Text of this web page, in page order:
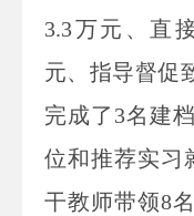
3.3万元、直
元、指导督促
完成了3名建
位和推荐实习
干教师带领8